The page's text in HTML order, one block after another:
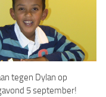
tegen Dylan op
5 september!